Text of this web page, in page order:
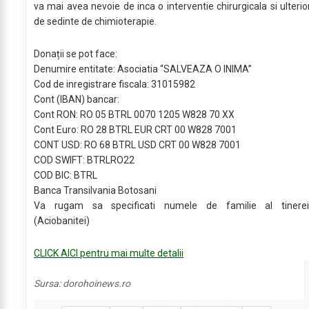
va mai avea nevoie de inca o interventie chirurgicala si
de sedinte de chimioterapie.
Donații se pot face:
Denumire entitate: Asociatia “SALVEAZA O INIMA”
Cod de inregistrare fiscala: 31015982
Cont (IBAN) bancar:
Cont RON: RO 05 BTRL 0070 1205 W828 70 XX
Cont Euro: RO 28 BTRL EUR CRT 00 W828 7001
CONT USD: RO 68 BTRL USD CRT 00 W828 7001
COD SWIFT: BTRLRO22
COD BIC: BTRL
Banca Transilvania Botosani
Va rugam sa specificati numele de familie al
(Aciobanitei)
CLICK AICI pentru mai multe detalii
Sursa:dorohoinews.ro